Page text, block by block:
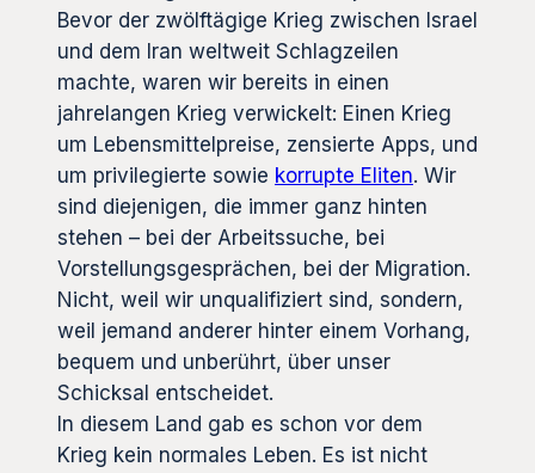
Bevor der zwölftägige Krieg zwischen Israel
und dem Iran weltweit Schlagzeilen
machte, waren wir bereits in einen
jahrelangen Krieg verwickelt: Einen Krieg
um Lebensmittelpreise, zensierte Apps, und
um privilegierte sowie korrupte Eliten. Wir
sind diejenigen, die immer ganz hinten
stehen – bei der Arbeitssuche, bei
Vorstellungsgesprächen, bei der Migration.
Nicht, weil wir unqualifiziert sind, sondern,
weil jemand anderer hinter einem Vorhang,
bequem und unberührt, über unser
Schicksal entscheidet.
In diesem Land gab es schon vor dem
Krieg kein normales Leben. Es ist nicht